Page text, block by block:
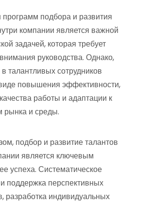
программ подбора и развития
компании является важной
задачей, которая требует
руководства. Однако,
талантливых сотрудников
повышения эффективности,
работы и адаптации к
рынка и среды.
подбор и развитие талантов
является ключевым
успеха. Систематическое
поддержка перспективных
разработка индивидуальных